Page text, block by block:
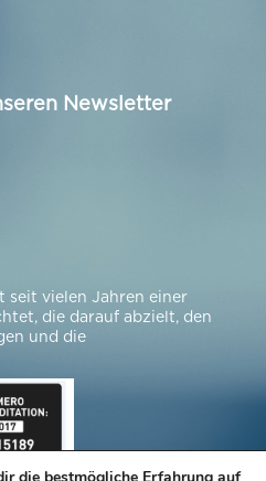
Newsletter
seit vielen Jahren einer
die darauf abzielt, den
und die